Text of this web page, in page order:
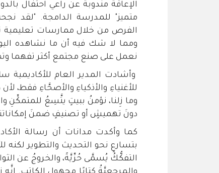
الإعاقة مندوبة عن راعي احتفال
متميز" للمدرسة الدامجة. "لقد
الفرص من خلال ممارسات تعليمية
ومما لا شك فيه أن ما نشاهده
نعمل على صنع مجتمع أكثر تفهما
وأشادت المدير العام للأكاديمية
للأغنياءِ والأذكياءِ والأصحَّاءِ فقط،
وما زِلنا، نؤمنُ ببيتٍ يتَّسِعُ للمتمكِّنِ
دونَ تهميشٍ أو تصنيفٍ ضمنَ إمكاناتنا
كما وأكدت مدانات أن رسالة
بتسارعٍ نحو التحديث والتطوير
التفكُّكُ يُسمَّى حُرِّيَّةً، والخروجُ عن